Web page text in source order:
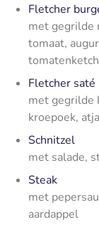
Fletcher
met gegrilde
tomaat,
Fletcher saté
met gegrilde
kroepoek,
Schnitzel
met salade,
Steak
met
aardappel